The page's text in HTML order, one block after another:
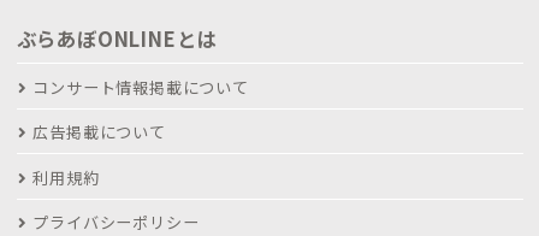
ぶらあぼONLINEとは
コンサート情報掲載について
広告掲載について
利用規約
プライバシーポリシー